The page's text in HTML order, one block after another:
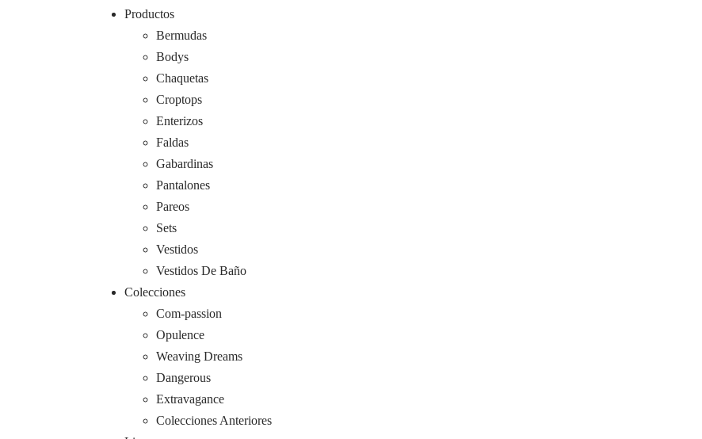
Productos
Bermudas
Bodys
Chaquetas
Croptops
Enterizos
Faldas
Gabardinas
Pantalones
Pareos
Sets
Vestidos
Vestidos De Baño
Colecciones
Com-passion
Opulence
Weaving Dreams
Dangerous
Extravagance
Colecciones Anteriores